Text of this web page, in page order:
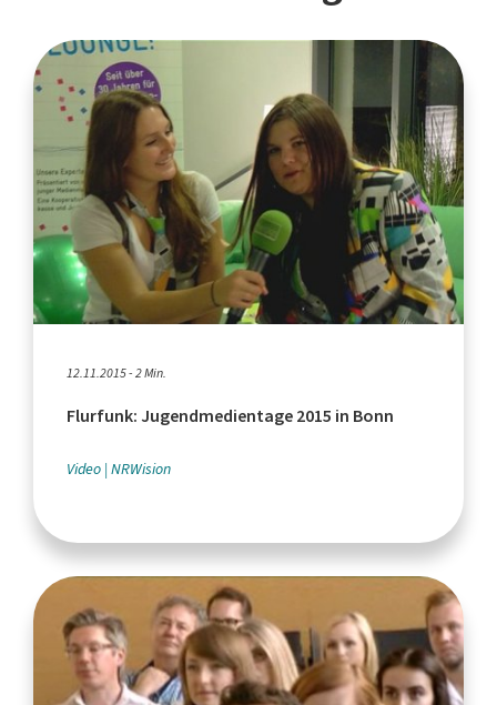
12.11.2015 - 2 Min.
Flurfunk: Jugendmedientage 2015 in Bonn
Video NRWision